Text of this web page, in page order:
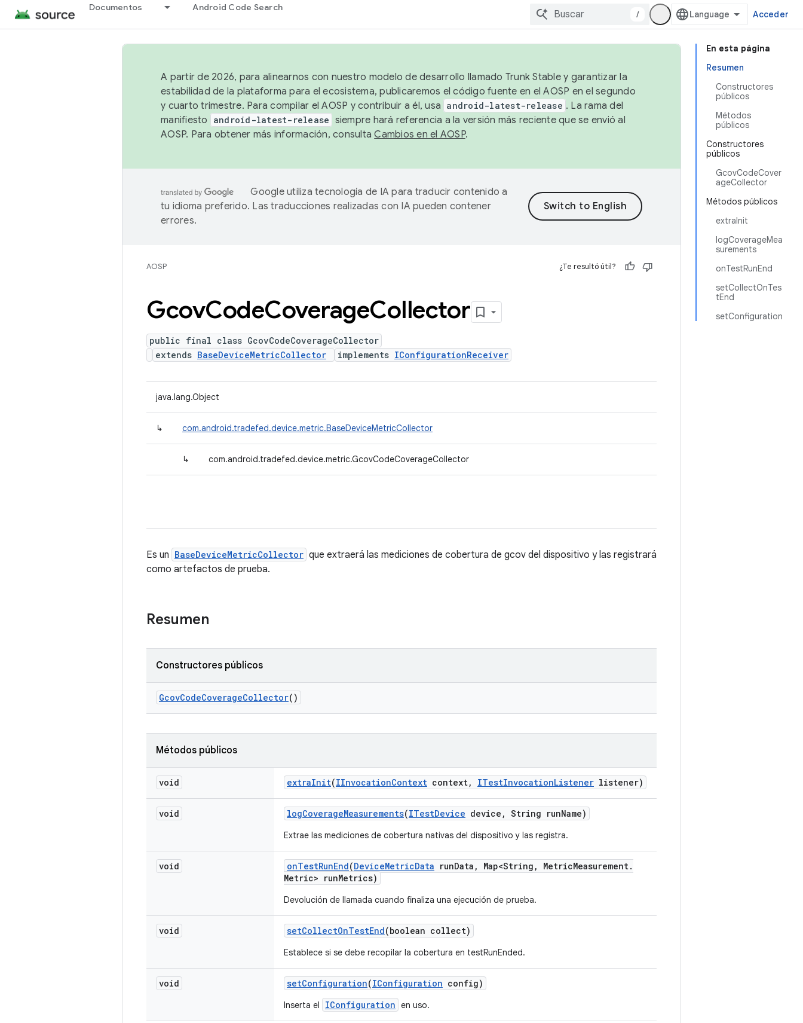
Documentos Android Code Search
/ Acceder
En esta página
Resumen
Constructores
públicos
Métodos
públicos
Constructores
públicos
GcovCodeCover
ageCollector
Métodos públicos
extraInit
logCoverageMea
surements
onTestRunEnd
setCollectOnTes
tEnd
setConfiguration
A partir de 2026, para alinearnos con nuestro modelo de desarrollo llamado Trunk Stable y garantizar la
estabilidad de la plataforma para el ecosistema, publicaremos el código fuente en el AOSP en el segundo
y cuarto trimestre. Para compilar el AOSP y contribuir a él, usa android-latest-release . La rama del
manifiesto
android-latest-release siempre hará referencia a la versión más reciente que se envió al
AOSP. Para obtener más información, consultaCambios en el AOSP.
Google utiliza tecnología de IA para traducir contenido a
tu idioma preferido. Las traducciones realizadas con IA pueden contener
errores.
AOSP ¿Te resultó útil?
GcovCodeCoverageCollector
public final class GcovCodeCoverageCollector
extends BaseDeviceMetricCollector implements IConfigurationReceiver
java.lang.Object
↳ com.android.tradefed.device.metric.BaseDeviceMetricCollector
↳ com.android.tradefed.device.metric.GcovCodeCoverageCollector
Es un BaseDeviceMetricCollector que extraerá las mediciones de cobertura de gcov del dispositivo y las registrará
como artefactos de prueba.
Resumen
Constructores públicos
GcovCodeCoverageCollector()
Métodos públicos
void extraInit(IInvocationContext context, ITestInvocationListener listener)
void logCoverageMeasurements(ITestDevice device , String runName)
Extrae las mediciones de cobertura nativas del dispositivo y las registra.
void onTestRunEnd(DeviceMetricData runData , Map<String , MetricMeasurement.
Metric> runMetrics)
Devolución de llamada cuando finaliza una ejecución de prueba.
void setCollectOnTestEnd(boolean collect)
Establece si se debe recopilar la cobertura en testRunEnded.
void setConfiguration(IConfiguration config)
Inserta el IConfiguration en uso.